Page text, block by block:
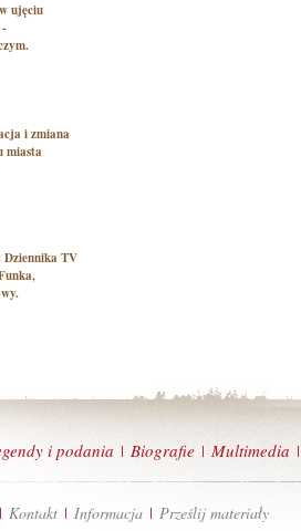
-
miasta
i podania | Biografie | Multimedia |
| Kontakt | Informacja | Prześlij materiały